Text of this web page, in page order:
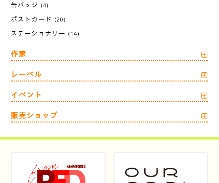
缶バッジ (4)
ポストカード (20)
ステーショナリー (14)
作家
レーベル
イベント
販売ショップ